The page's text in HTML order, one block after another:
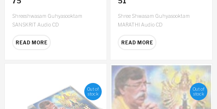
SANSKRIT Audio CD
Shreeshwasam Guhyasooktam
SANSKRIT Audio CD
READ MORE
MARATHI Audio CD
Shree Shwasam Guhyasooktam
MARATHI Audio CD
READ MORE
Out of
stock
Out of
stock